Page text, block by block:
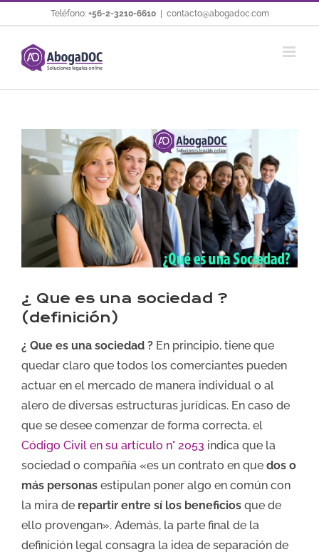
al
contenido
Teléfono: +56-2-3210-6610 contacto@abogadoc.com
imagen
más
grande
¿ Que es una sociedad ?
(definición)
¿ Que es una sociedad ? En principio, tiene que
quedar claro que todos los comerciantes pueden
actuar en el mercado de manera individual o al
alero de diversas estructuras jurídicas. En caso de
que se desee comenzar de forma correcta, el
Código Civil en su artículo n° 2053 indica que la
sociedad o compañía «es un contrato en que dos o
más personas estipulan poner algo en común con
la mira de repartir entre sí los beneficios que de
ello provengan». Además, la parte final de la
definición legal consagra la idea de separación de